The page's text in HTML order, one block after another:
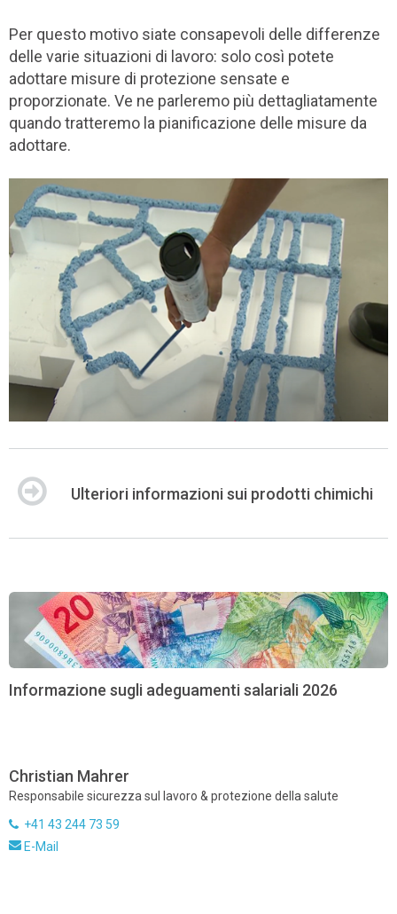
Per questo motivo siate consapevoli delle differenze
delle varie situazioni di lavoro: solo così potete
adottare misure di protezione sensate e
proporzionate. Ve ne parleremo più dettagliatamente
quando tratteremo la pianificazione delle misure da
adottare.
Ulteriori informazioni sui prodotti chimichi
Informazione sugli adeguamenti salariali 2026
Christian Mahrer
Responsabile sicurezza sul lavoro & protezione della salute
+41 43 244 73 59
E-Mail